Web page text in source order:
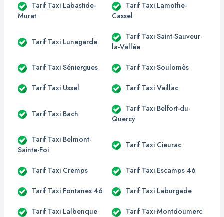
Tarif Taxi Labastide-
Murat
Tarif Taxi Lamothe-
Cassel
Tarif Taxi Lunegarde
Tarif Taxi Saint-Sauveur-
la-Vallée
Tarif Taxi Séniergues Tarif Taxi Soulomès
Tarif Taxi Ussel Tarif Taxi Vaillac
Tarif Taxi Bach
Tarif Taxi Belfort-du-
Quercy
Tarif Taxi Belmont-
Sainte-Foi
Tarif Taxi Cieurac
Tarif Taxi Cremps Tarif Taxi Escamps 46
Tarif Taxi Fontanes 46 Tarif Taxi Laburgade
Tarif Taxi Lalbenque Tarif Taxi Montdoumerc